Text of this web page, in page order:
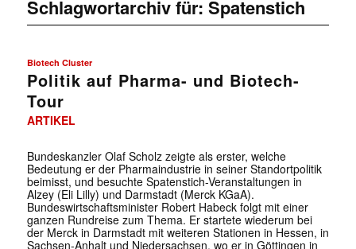
Schlagwortarchiv für: Spatenstich
Biotech Cluster
Politik auf Pharma- und Biotech-
Tour
ARTIKEL
Bundeskanzler Olaf Scholz zeigte als erster, welche
Bedeutung er der Pharmaindustrie in seiner Standortpolitik
beimisst, und besuchte Spatenstich-Veranstaltungen in
Alzey (Eli Lilly) und Darmstadt (Merck KGaA).
Bundeswirtschaftsminister Robert Habeck folgt mit einer
ganzen Rundreise zum Thema. Er startete wiederum bei
der Merck in Darmstadt mit weiteren Stationen in Hessen, in
Sachsen-Anhalt und Niedersachsen, wo er in Göttingen in